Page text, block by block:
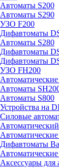
Автоматы S200
Автоматы S290
УЗО F200
Дифавтоматы
Автоматы S280
Дифавтоматы
Дифавтоматы
УЗО FH200
Автоматы
Автоматы S800
Устройства на
Силовые
Дифавтоматы
Аксессуары для